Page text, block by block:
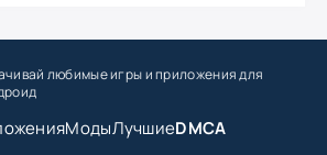
любимые игрыи приложения для
МодыЛучшиеDMCA